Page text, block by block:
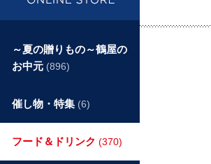
～夏の贈りもの～鶴屋の
お中元 (896)
催し物・特集 (6)
フード＆ドリンク (370)